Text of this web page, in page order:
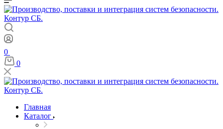
0
0
Главная
Каталог